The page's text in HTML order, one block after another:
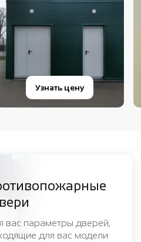
Узнать цену
вас параметры дверей,
для вас модели